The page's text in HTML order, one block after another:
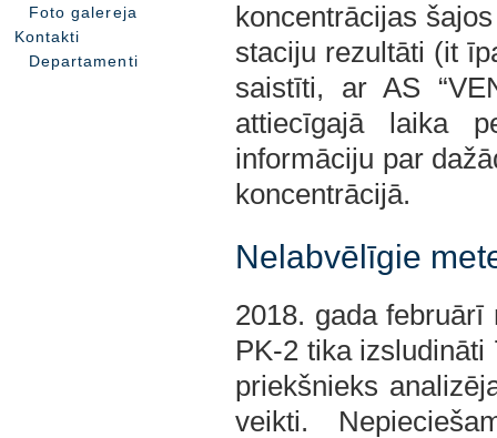
Foto galereja
Kontakti
Departamenti
koncentrācijas
staciju rezultāti (it
saistīti, ar AS
attiecīgajā laika
informāciju par
koncentrācijā.
Nelabvēlīgie
2018. gada
PK-2 tika
priekšnieks
veikti.